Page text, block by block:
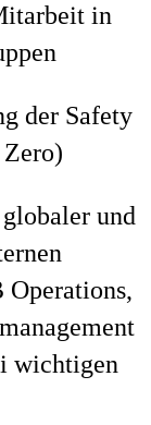
in
der Safety
und
wichtigen